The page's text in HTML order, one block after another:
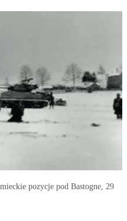
pozycje pod Bastogne, 29